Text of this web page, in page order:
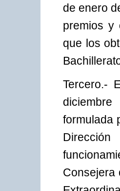
de enero
premios y
que los
Tercero.-
formulada
Consejera